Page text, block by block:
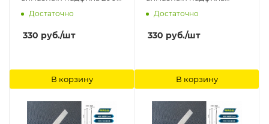
(начало 0.3 Ширина
8mm) ManWah
Достаточно
330 руб./шт
В корзину
400#(начало 0.3
Ширина 2mm) ManWah
Достаточно
330 руб./шт
В корзину